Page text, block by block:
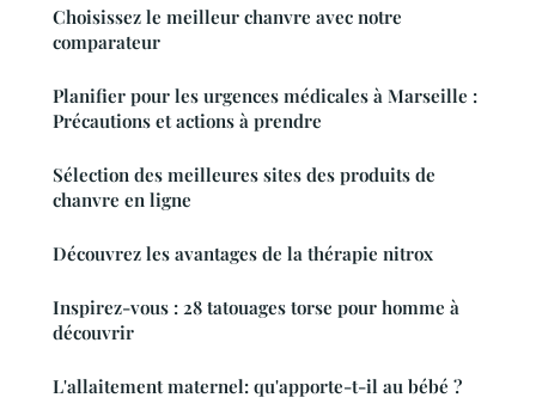
Choisissez le meilleur chanvre avec notre
comparateur
Planifier pour les urgences médicales à Marseille :
Précautions et actions à prendre
Sélection des meilleures sites des produits de
chanvre en ligne
Découvrez les avantages de la thérapie nitrox
Inspirez-vous : 28 tatouages torse pour homme à
découvrir
L'allaitement maternel: qu'apporte-t-il au bébé ?